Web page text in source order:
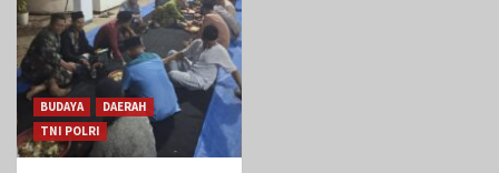
BUDAYA
DAERAH
TNI POLRI